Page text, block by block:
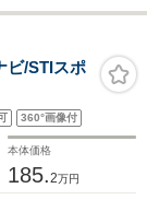
/STIスポ
360°画像付
本体価格
185.2万円